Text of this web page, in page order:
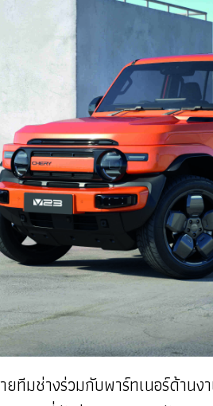
ทีมช่างร่วมกับพาร์ทเนอร์ด้า